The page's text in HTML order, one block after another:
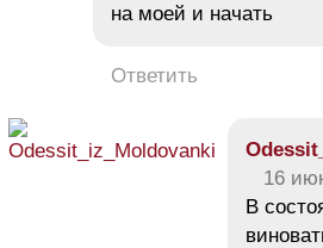
на моей и начать
Ответить
16
В